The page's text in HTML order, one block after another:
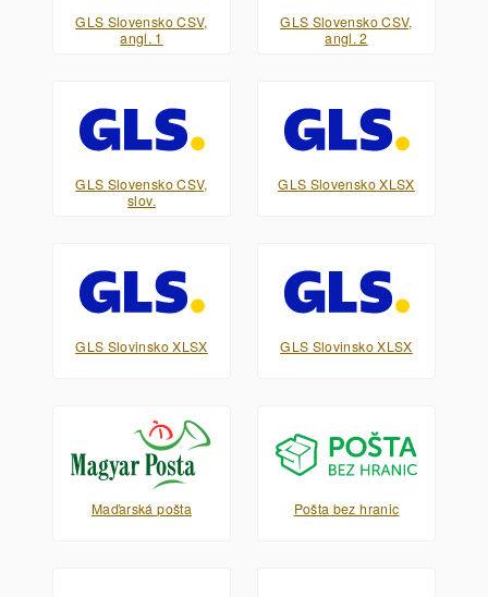
GLS Slovensko CSV,
angl. 1
GLS Slovensko CSV,
angl. 2
GLS Slovensko CSV,
slov.
GLS Slovensko XLSX
GLS Slovinsko XLSX GLS Slovinsko XLSX
Maďarská pošta Pošta bez hranic